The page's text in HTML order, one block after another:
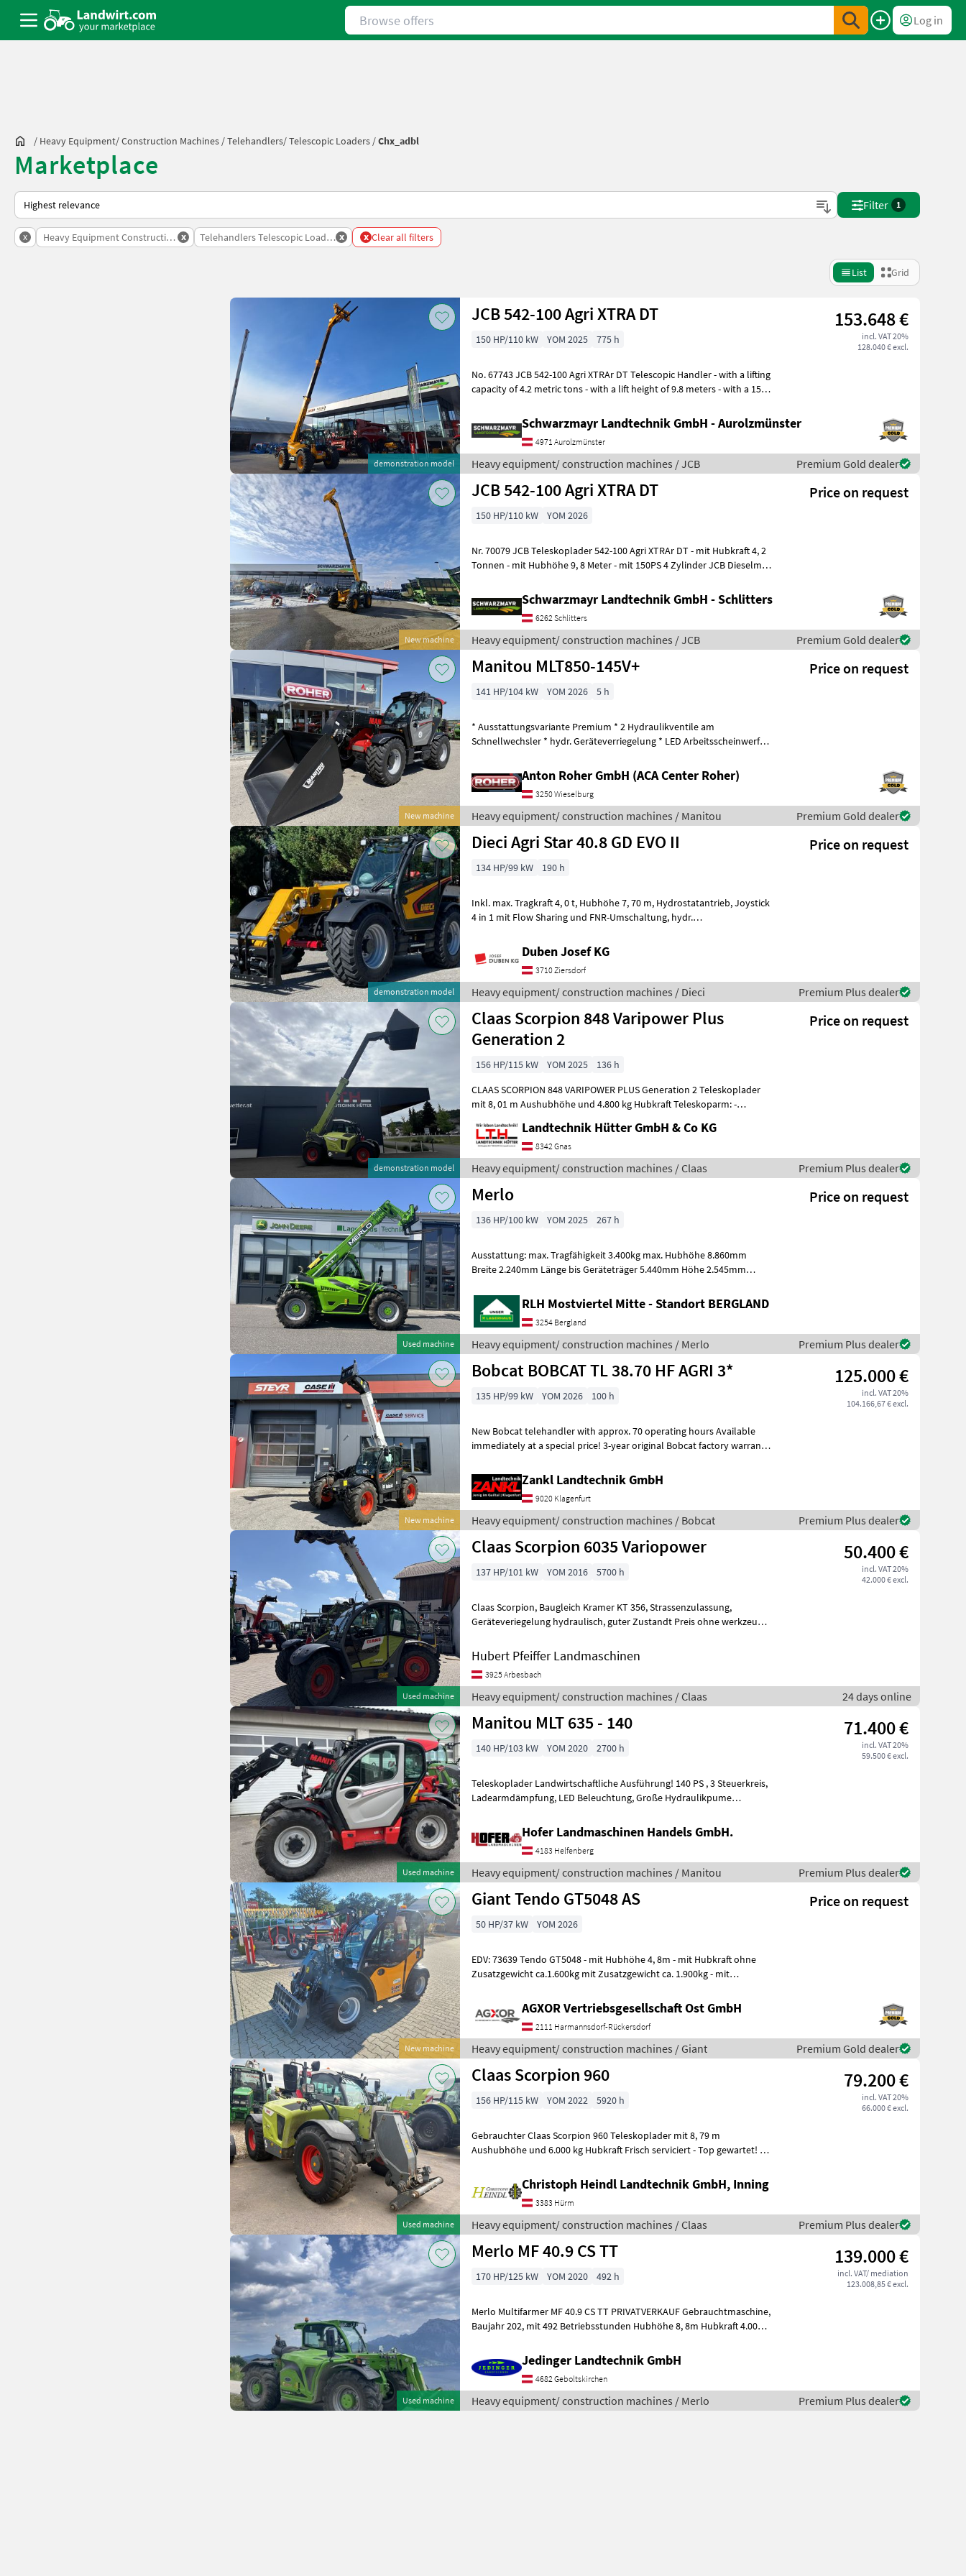
Browse offers
Log in
/ Heavy Equipment/ Construction Machines /Telehandlers/ Telescopic Loaders /Chx_adbl
Marketplace
This is how sorting works on Landwirt.com
Filter 1
x Heavy Equipment Construction Machines
x Telehandlers Telescopic Loadersx x Clear all filters
List Grid
demonstration model
JCB 542-100 Agri XTRA DT 153.648 €
incl. VAT 20%
128.040 € excl.
150 HP/110 kW YOM 2025 775 h
No. 67743 JCB 542-100 Agri XTRAr DT Telescopic Handler - with a lifting
capacity of 4.2 metric tons - with a lift height of 9.8 meters - with a 150
Schwarzmayr Landtechnik GmbH - Aurolzmünster
4971 Aurolzmünster
Heavy equipment/ construction machines / JCB Premium Gold dealer
New machine
JCB 542-100 Agri XTRA DT Price on request
150 HP/110 kW YOM 2026
Nr. 70079 JCB Teleskoplader 542-100 Agri XTRAr DT - mit Hubkraft 4, 2
Tonnen - mit Hubhöhe 9, 8 Meter - mit 150PS 4 Zylinder JCB Dieselmax
Schwarzmayr Landtechnik GmbH - Schlitters
6262 Schlitters
Heavy equipment/ construction machines / JCB Premium Gold dealer
New machine
Manitou MLT850-145V+ Price on request
141 HP/104 kW YOM 2026 5 h
* Ausstattungsvariante Premium * 2 Hydraulikventile am
Schnellwechsler * hydr. Geräteverriegelung * LED Arbeitsscheinwerfer
Anton Roher GmbH (ACA Center Roher)
3250 Wieselburg
Heavy equipment/ construction machines / Manitou Premium Gold dealer
demonstration model
Dieci Agri Star 40.8 GD EVO II Price on request
134 HP/99 kW 190 h
Inkl. max. Tragkraft 4, 0 t, Hubhöhe 7, 70 m, Hydrostatantrieb, Joystick
4 in 1 mit Flow Sharing und FNR-Umschaltung, hydr.
Duben Josef KG
3710 Ziersdorf
Heavy equipment/ construction machines / Dieci Premium Plus dealer
demonstration model
Claas Scorpion 848 Varipower Plus
Generation 2
Price on request
156 HP/115 kW YOM 2025
136 h
CLAAS SCORPION 848 VARIPOWER PLUS Generation 2 Teleskoplader
mit 8, 01 m Aushubhöhe und 4.800 kg Hubkraft Teleskoparm: -
Landtechnik Hütter GmbH & Co KG
8342 Gnas
Heavy equipment/ construction machines / Claas Premium Plus dealer
Used machine
Merlo Price on request
136 HP/100 kW YOM 2025 267 h
Ausstattung: max. Tragfähigkeit 3.400kg max. Hubhöhe 8.860mm
Breite 2.240mm Länge bis Geräteträger 5.440mm Höhe 2.545mm
RLH Mostviertel Mitte - Standort BERGLAND
3254 Bergland
Heavy equipment/ construction machines / Merlo Premium Plus dealer
New machine
Bobcat BOBCAT TL 38.70 HF AGRI 3* 125.000 €
incl. VAT 20%
104.166,67 € excl.
135 HP/99 kW YOM 2026 100 h
New Bobcat telehandler with approx. 70 operating hours Available
immediately at a special price! 3-year original Bobcat factory warranty
Zankl Landtechnik GmbH
9020 Klagenfurt
Heavy equipment/ construction machines / Bobcat Premium Plus dealer
Used machine
Claas Scorpion 6035 Variopower 50.400 €
incl. VAT 20%
42.000 € excl.
137 HP/101 kW YOM 2016 5700 h
Claas Scorpion, Baugleich Kramer KT 356, Strassenzulassung,
Geräteveriegelung hydraulisch, guter Zustandt Preis ohne werkzeug.
Hubert Pfeiffer Landmaschinen
3925 Arbesbach
Heavy equipment/ construction machines / Claas 24 days online
Used machine
Manitou MLT 635 - 140 71.400 €
incl. VAT 20%
59.500 € excl.
140 HP/103 kW YOM 2020 2700 h
Teleskoplader Landwirtschaftliche Ausführung! 140 PS , 3 Steuerkreis,
Ladearmdämpfung, LED Beleuchtung, Große Hydraulikpume
Hofer Landmaschinen Handels GmbH.
4183 Helfenberg
Heavy equipment/ construction machines / Manitou Premium Plus dealer
New machine
Giant Tendo GT5048 AS Price on request
50 HP/37 kW YOM 2026
EDV: 73639 Tendo GT5048 - mit Hubhöhe 4, 8m - mit Hubkraft ohne
Zusatzgewicht ca.1.600kg mit Zusatzgewicht ca. 1.900kg - mit
AGXOR Vertriebsgesellschaft Ost GmbH
2111 Harmannsdorf-Rückersdorf
Heavy equipment/ construction machines / Giant Premium Gold dealer
Used machine
Claas Scorpion 960 79.200 €
incl. VAT 20%
66.000 € excl.
156 HP/115 kW YOM 2022 5920 h
Gebrauchter Claas Scorpion 960 Teleskoplader mit 8, 79 m
Aushubhöhe und 6.000 kg Hubkraft Frisch serviciert - Top gewartet! -
Christoph Heindl Landtechnik GmbH, Inning
3383 Hürm
Heavy equipment/ construction machines / Claas Premium Plus dealer
Used machine
Merlo MF 40.9 CS TT 139.000 €
incl. VAT/ mediation
123.008,85 € excl.
170 HP/125 kW YOM 2020 492 h
Merlo Multifarmer MF 40.9 CS TT PRIVATVERKAUF Gebrauchtmaschine,
Baujahr 202, mit 492 Betriebsstunden Hubhöhe 8, 8m Hubkraft 4.000
Jedinger Landtechnik GmbH
4682 Geboltskirchen
Heavy equipment/ construction machines / Merlo Premium Plus dealer